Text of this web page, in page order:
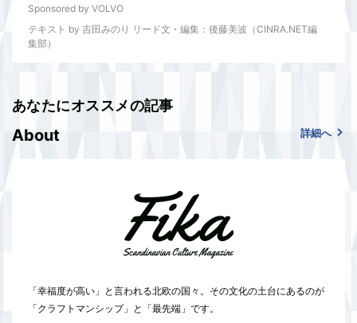
Sponsored by VOLVO
テキスト by 吉田みのり リード文・編集：後藤美波（CINRA.NET編
集部）
あなたにオススメの記事
About 詳細へ
「幸福度が高い」と言われる北欧の国々。その文化の土台にあるのが
「クラフトマンシップ」と「最先端」です。